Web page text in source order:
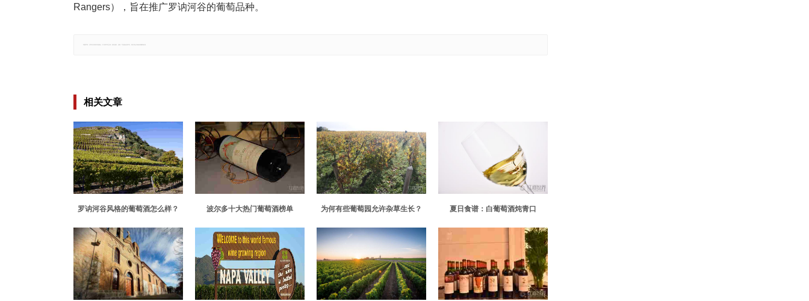
Rangers），旨在推广罗讷河谷的葡萄品种。
相关文章
罗讷河谷风格的葡萄酒怎么样？ 波尔多十大热门葡萄酒榜单 为何有些葡萄园允许杂草生长？ 夏日食谱：白葡萄酒炖青口